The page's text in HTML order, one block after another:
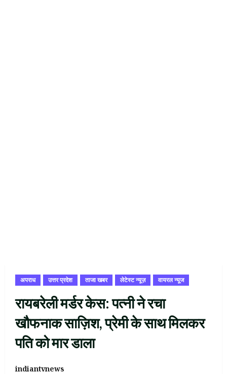
अपराध उत्तर प्रदेश ताजा खबर लेटेस्ट न्यूज़ वायरल न्यूज
रायबरेली मर्डर केस: पत्नी ने रचा
खौफनाक साज़िश, प्रेमी के साथ मिलकर
पति को मार डाला
indiantvnews